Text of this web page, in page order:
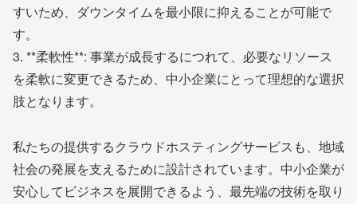
すいため、ダウンタイムを最小限に抑えることが可能で
す。
3. **柔軟性**: 事業が成長するにつれて、必要なリソース
を柔軟に変更できるため、中小企業にとって理想的な選択
肢となります。
私たちの提供するクラウドホスティングサービスも、地域
社会の発展を支えるために設計されています。中小企業が
安心してビジネスを展開できるよう、最先端の技術を取り